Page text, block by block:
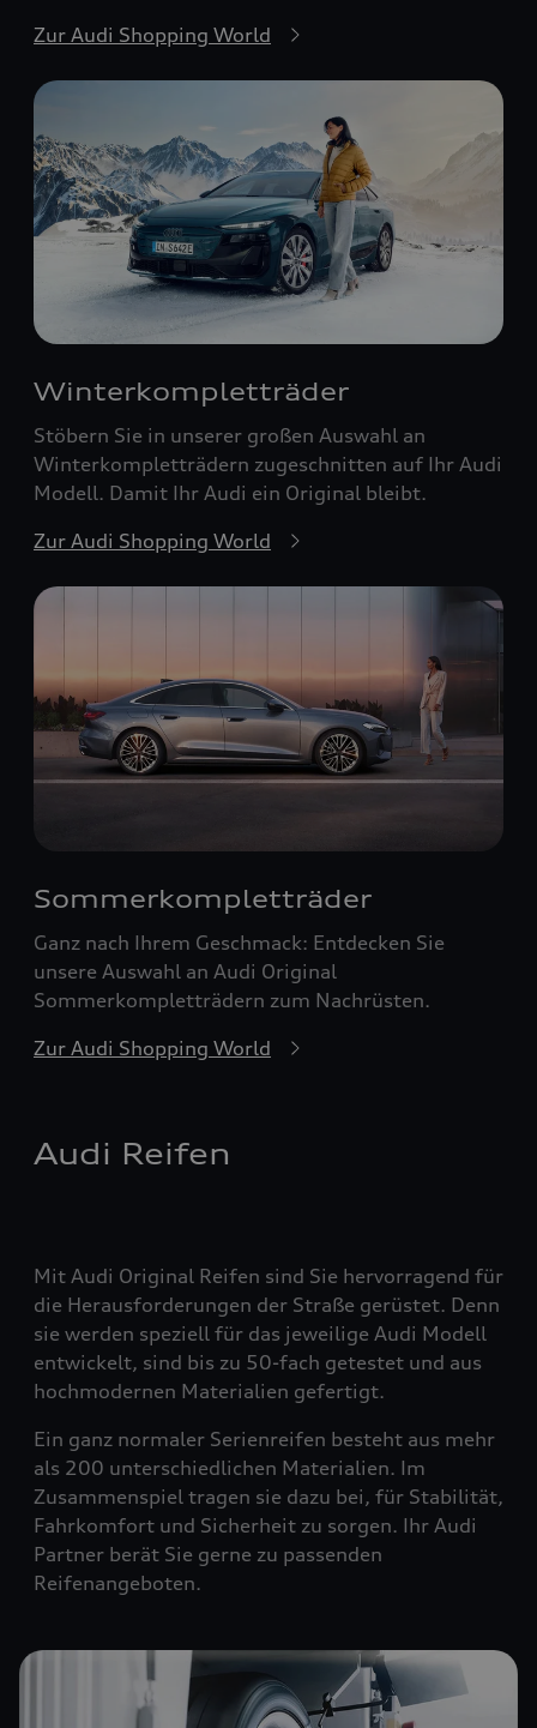
Zur Audi Shopping World
Winterkompletträder
Stöbern Sie in unserer großen Auswahl an
Winterkompletträdern zugeschnitten auf Ihr Audi
Modell. Damit Ihr Audi ein Original bleibt.
Zur Audi Shopping World
Sommerkompletträder
Ganz nach Ihrem Geschmack: Entdecken Sie
unsere Auswahl an Audi Original
Sommerkompletträdern zum Nachrüsten.
Zur Audi Shopping World
Audi Reifen
Mit Audi Original Reifen sind Sie hervorragend für
die Herausforderungen der Straße gerüstet. Denn
sie werden speziell für das jeweilige Audi Modell
entwickelt, sind bis zu 50-fach getestet und aus
hochmodernen Materialien gefertigt.
Ein ganz normaler Serienreifen besteht aus mehr
als 200 unterschiedlichen Materialien. Im
Zusammenspiel tragen sie dazu bei, für Stabilität,
Fahrkomfort und Sicherheit zu sorgen. Ihr Audi
Partner berät Sie gerne zu passenden
Reifenangeboten.